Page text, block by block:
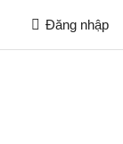
Đăng nhập